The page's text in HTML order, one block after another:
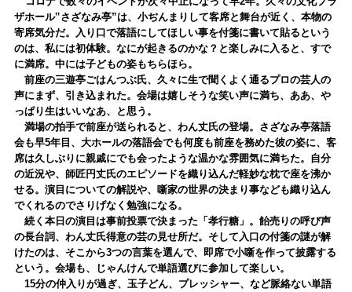
ザホール‟さざなみ亭”は、小ぢんまりして客席と舞台が近く、本物の
寄席気分だ。入り口で落語にしてほしい事を付箋に書いて貼るという
のは、私には初体験。なにが起きるのかな？と楽しみに入ると、すで
に満席。中には子どもの姿もちらほら。
前座の三遊亭ごはんつぶ氏、久々に生で聞くよく通るプロの芸人の
声にまず、引き込まれた。会場は嬉しそうな笑い声に満ち、ああ、や
っぱり生はいいなあ、と思う。
満場の拍手で前座が送られると、わん丈氏の登場。さざなみ亭落語
会も早5年目、大ホールの落語会でも何度も前座を務めた彼の姿に、客
席は久しぶりに親戚にでも会ったような温かな雰囲気に満ちた。自分
の近況や、師匠円丈氏のエピソードを織り込んだ軽妙な枕で座を沸か
せる。演目についての解説や、噺家の世界の決まり事なども織り込ん
でくれるのでさりげなく勉強になる。
続く本日の演目は事前投票で決まった「孝行糖」。飴売りの呼び声
の長台詞、わん丈氏得意の芸の見せ所だ。そして入口の付箋の謎が解
けたのは、そこから3つの言葉を選んで、即席で小噺を作って披露する
という。会場も、じゃんけんで単語選びに参加して楽しい。
15分の仲入りが過ぎ、玉子どん、プレッシャー、など脈絡ない単語